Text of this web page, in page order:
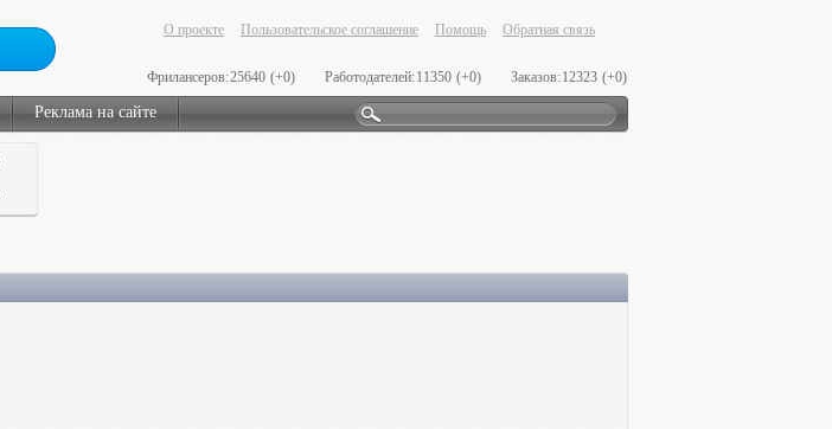
О проекте Пользовательское соглашение Помощь Обратная связь
Фрилансеров:25640 (+0) Работодателей:11350 (+0) Заказов:12323 (+0)
Реклама на сайте